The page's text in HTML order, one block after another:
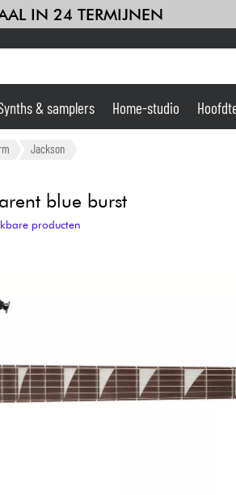
IN 24 TERMIJNEN
Versterker & Effecten
Home-studio
Sets
Bekijk onze merken
& samplers Home-studio
Jackson
blue burst
producten